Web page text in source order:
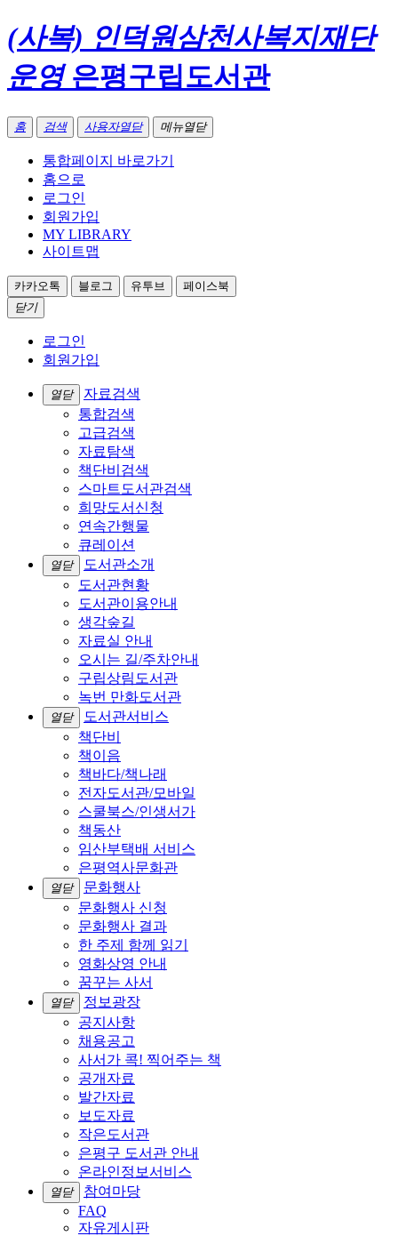
(사복) 인덕원삼천사복지재단
운영은평구립도서관
홈 검색 사용자열닫 메뉴열닫
통합페이지 바로가기
홈으로
로그인
회원가입
MY LIBRARY
사이트맵
카카오톡 블로그 유투브
페이스북
닫기
로그인
회원가입
열닫
자료검색
통합검색
고급검색
자료탐색
책단비검색
스마트도서관검색
희망도서신청
연속간행물
큐레이션
열닫
도서관소개
도서관현황
도서관이용안내
생각숲길
자료실 안내
오시는 길/주차안내
구립상림도서관
녹번 만화도서관
열닫
도서관서비스
책단비
책이음
책바다/책나래
전자도서관/모바일
스쿨북스/인생서가
책동산
임산부택배 서비스
은평역사문화관
열닫
문화행사
문화행사 신청
문화행사 결과
한 주제 함께 읽기
영화상영 안내
꿈꾸는 사서
열닫
정보광장
공지사항
채용공고
사서가 콕! 찍어주는 책
공개자료
발간자료
보도자료
작은도서관
은평구 도서관 안내
온라인정보서비스
열닫
참여마당
FAQ
자유게시판